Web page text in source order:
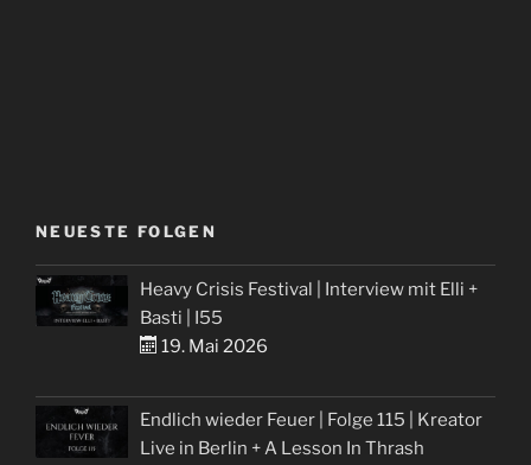
NEUESTE FOLGEN
Heavy Crisis Festival | Interview mit Elli +
Basti | I55
19. Mai 2026
Endlich wieder Feuer | Folge 115 | Kreator
Live in Berlin + A Lesson In Thrash